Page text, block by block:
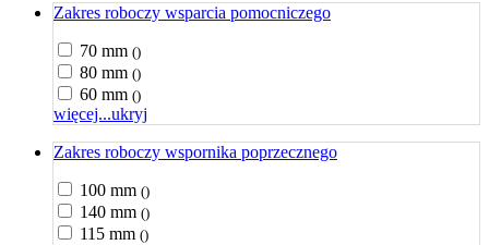
Zakres roboczy wsparcia pomocniczego
70 mm ()
80 mm ()
60 mm ()
więcej...ukryj
Zakres roboczy wspornika poprzecznego
100 mm ()
140 mm ()
115 mm ()